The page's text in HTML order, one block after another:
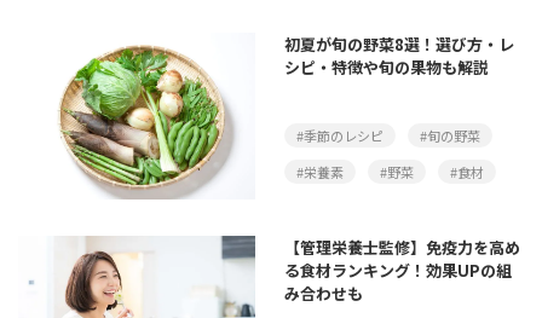
初夏が旬の野菜8選！選び方・レ
シピ・特徴や旬の果物も解説
#季節のレシピ
#旬の野菜
#栄養素
#野菜 #食材
【管理栄養士監修】免疫力を高め
る食材ランキング！効果UPの組
み合わせも